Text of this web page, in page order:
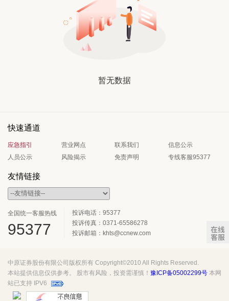
暂无数据
快速通道
应急指引 营业网点 联系我们
信息公示
人员公示
风险揭示 免责声明 专线客服95377
友情链接
全国统一客服热线
95377
投诉电话：95377
投诉传真：0371-65586278
投诉邮箱：khts@ccnew.com
中原证券股份有限公司版权所有 Copyright©2010 All Rights Reserved.
本站提供信息仅供参考。 股市有风险，投资需谨慎！ 豫ICP备05002299号 本网
站已支持 IPV6